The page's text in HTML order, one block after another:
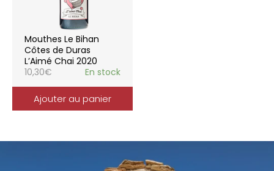
Mouthes Le Bihan
Côtes de Duras
L’Aimé Chai 2020
10,30€ En stock
Ajouter au panier